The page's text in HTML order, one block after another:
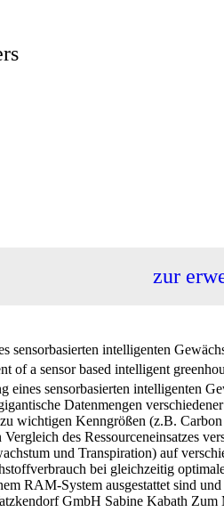
zur
sensorbasierten intelligenten
of a sensor based intelligent
eines sensorbasierten intelligenten
Datenmengen
wichtigen Kenngrößen (z.B.
des Ressourceneinsatzes
und Transpiration) auf
bei gleichzeitig
RAM-System ausgestattet sind
GmbH Sabine Kabath